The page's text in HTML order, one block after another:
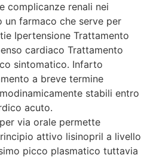
complicanze renali nei
farmaco che serve per
Ipertensione Trattamento
cardiaco Trattamento
sintomatico. Infarto
a breve termine
stabili entro
acuto.
via orale permette
attivo lisinopril a livello
picco plasmatico tuttavia